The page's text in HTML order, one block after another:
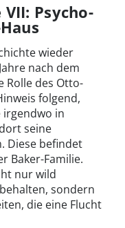
Psycho-
wieder
nach dem
Rolle des Otto-
folgend,
irgendwo in
seine
Diese befindet
Baker-Familie.
nur wild
sondern
die eine Flucht